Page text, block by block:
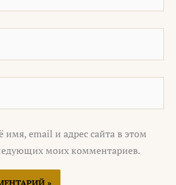
имя, email и адрес сайта в этом
моих комментариев.